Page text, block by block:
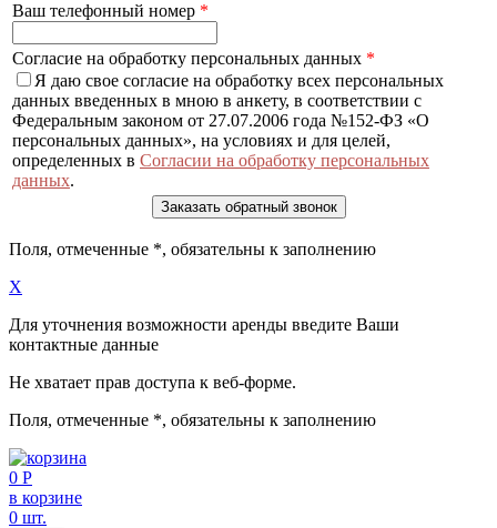
Ваш телефонный номер *
Согласие на обработку персональных данных *
Я даю свое согласие на обработку всех персональных
данных введенных в мною в анкету, в соответствии с
Федеральным законом от 27.07.2006 года №152-ФЗ «О
персональных данных», на условиях и для целей,
определенных в Согласии на обработку персональных
данных.
Поля, отмеченные *, обязательны к заполнению
X
Для уточнения возможности аренды введите Ваши
контактные данные
Не хватает прав доступа к веб-форме.
Поля, отмеченные *, обязательны к заполнению
0 Р
в корзине
0 шт.